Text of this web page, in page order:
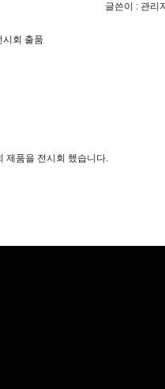
글쓴이 : 관리
시회 출품
제품을 전시회 했습니다.